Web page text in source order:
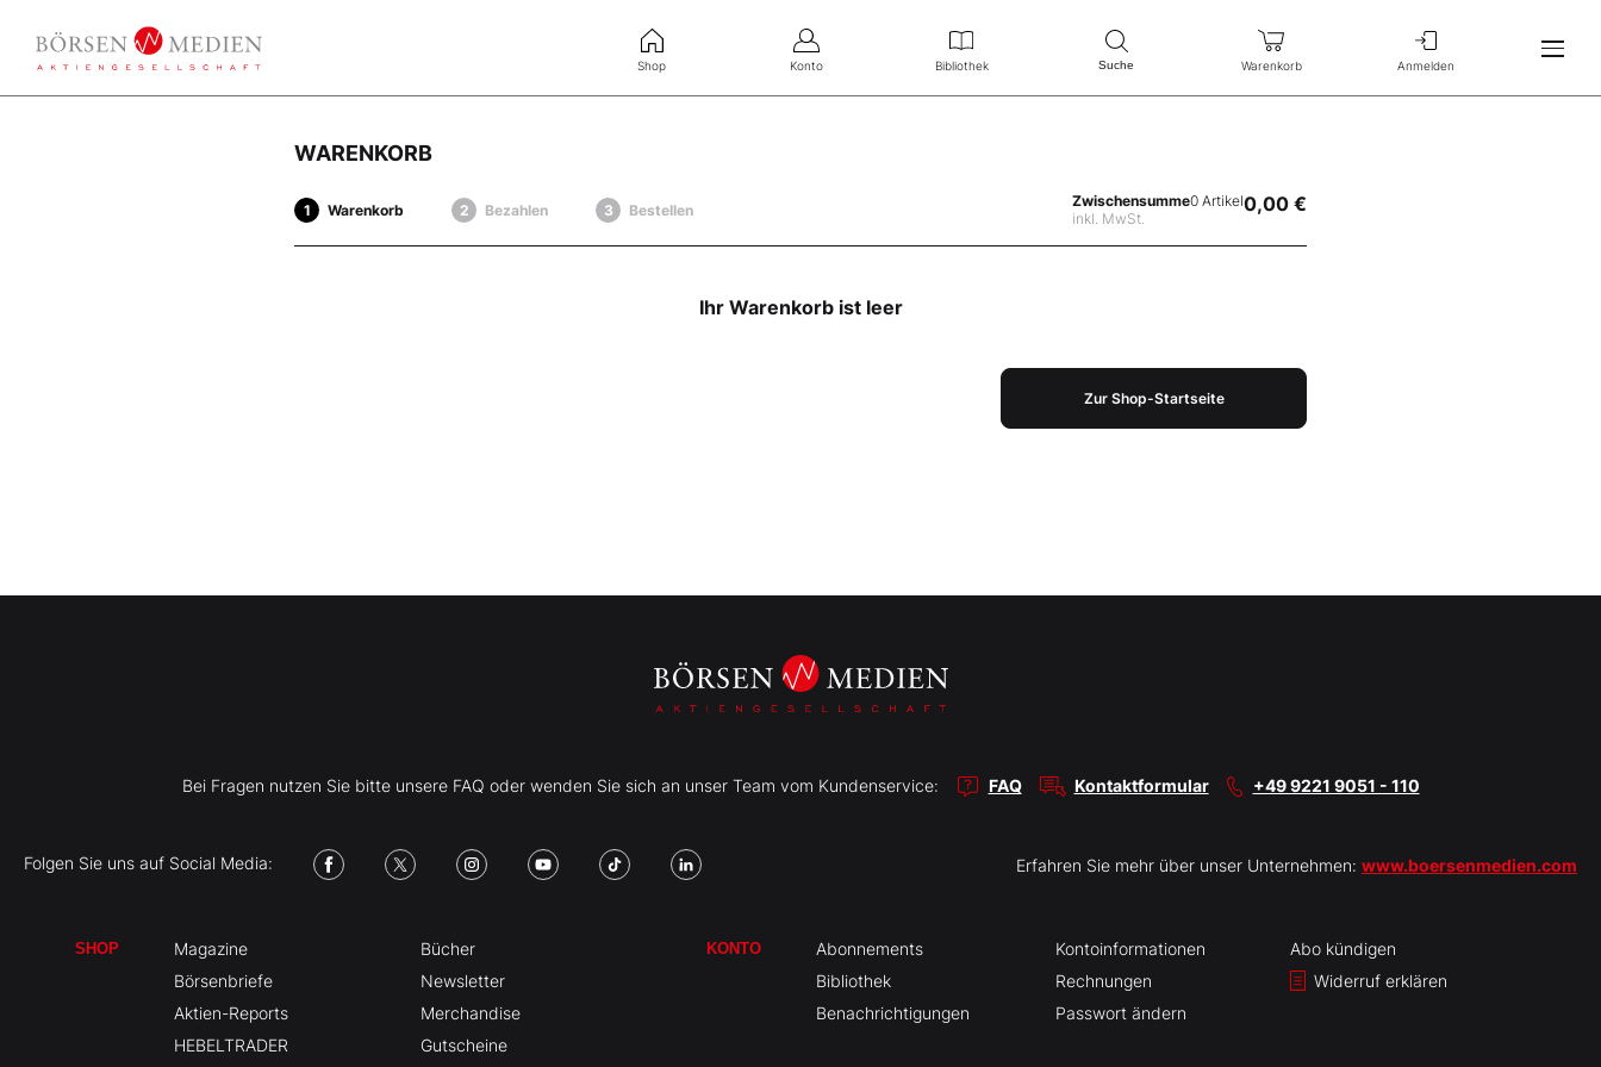
Shop Konto Bibliothek Suche Warenkorb Anmelden
WARENKORB
Warenkorb Bezahlen Bestellen
Zwischensumme
inkl. MwSt.
0 Artikel0,00 €
Ihr Warenkorb ist leer
Zur Shop-Startseite
Bei Fragen nutzen Sie bitte unsere FAQ oder wenden Sie sich an unser Team vom Kundenservice: FAQ Kontaktformular +49 9221 9051 - 110
Folgen Sie uns auf Social Media: Erfahren Sie mehr über unser Unternehmen: www.boersenmedien.com
SHOP
Magazine
Börsenbriefe
Aktien-Reports
HEBELTRADER
Bücher
Newsletter
Merchandise
Gutscheine
KONTO
Abonnements
Bibliothek
Benachrichtigungen
Kontoinformationen
Rechnungen
Passwort ändern
Abo kündigen
Widerruf erklären